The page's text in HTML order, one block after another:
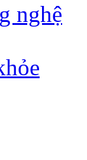
nghệ